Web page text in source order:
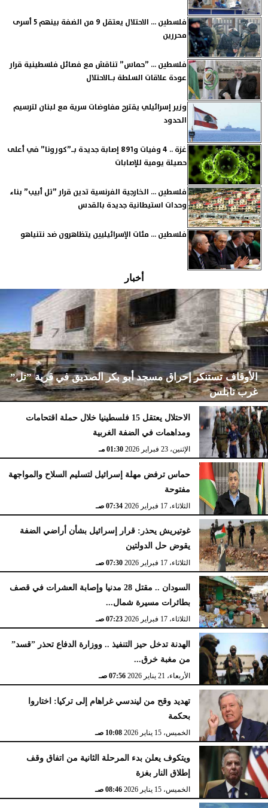
فلسطين ... الاحتلال يعتقل 9 من الضفة بينهم 5 أسرى
محررين
فلسطين ... ”حماس” تناقش مع فصائل فلسطينية قرار
عودة علاقات السلطة بـالاحتلال
وزير إسرائيلي يقترح مفاوضات سرية مع لبنان لترسيم
الحدود
غزة .. 4 وفيات و891 إصابة جديدة بـ”كورونا” في أعلى
حصيلة يومية للإصابات
فلسطين ... الخارجية الفرنسية تدين قرار ”تل أبيب” بناء
وحدات استيطانية جديدة بالقدس
فلسطين ... مئات الإسرائيليين يتظاهرون ضد نتنياهو
أخبار
الأوقاف تستنكر إحراق مسجد أبو بكر الصديق في قرية ”تل”
غرب نابلس
الإثنين، 23 فبراير 2026 02:15 مـ
الاحتلال يعتقل 15 فلسطينيا خلال حملة اقتحامات
ومداهمات في الضفة الغربية
الإثنين، 23 فبراير 2026 01:30 مـ
حماس ترفض مهلة إسرائيل لتسليم السلاح والمواجهة
مفتوحة
الثلاثاء، 17 فبراير 2026 07:34 صـ
غوتيريش يحذر: قرار إسرائيل بشأن أراضي الضفة
يقوض حل الدولتين
الثلاثاء، 17 فبراير 2026 07:30 صـ
السودان .. مقتل 28 مدنيا وإصابة العشرات في قصف
بطائرات مسيرة شمال...
الثلاثاء، 17 فبراير 2026 07:23 صـ
الهدنة تدخل حيز التنفيذ .. ووزارة الدفاع تحذر ”قسد”
من مغبة خرق...
الأربعاء، 21 يناير 2026 07:56 صـ
تهديد وقح من ليندسي غراهام إلى تركيا: اختاروا
بحكمة
الخميس، 15 يناير 2026 10:08 صـ
ويتكوف يعلن بدء المرحلة الثانية من اتفاق وقف
إطلاق النار بغزة
الخميس، 15 يناير 2026 08:46 صـ